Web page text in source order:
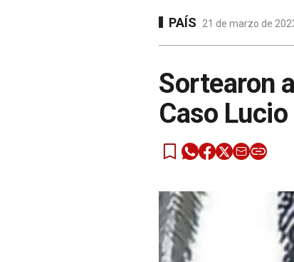
PAÍS 21 de marzo de
Sortearon
Caso